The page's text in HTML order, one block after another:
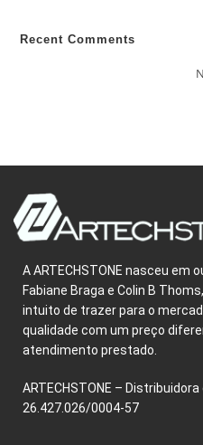
Recent Comments
A ARTECHSTONE nasceu em
Fabiane Braga e Colin B
intuito de trazer para o
qualidade com um preço
atendimento prestado.
ARTECHSTONE –
26.427.026/0004-57